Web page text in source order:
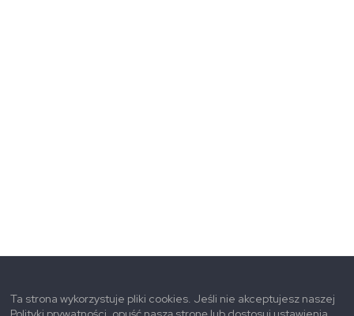
Ta strona wykorzystuje pliki cookies. Jeśli nie akceptujesz naszej